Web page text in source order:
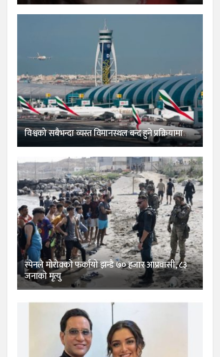
विश्वको सबैभन्दा व्यस्त विमानस्थल बन्द हुने प्रक्रियामा
स्पेनले मोरोक्को फर्कायो झन्डै ७० हजार आप्रवासी, ८३
जनाको मृत्यु